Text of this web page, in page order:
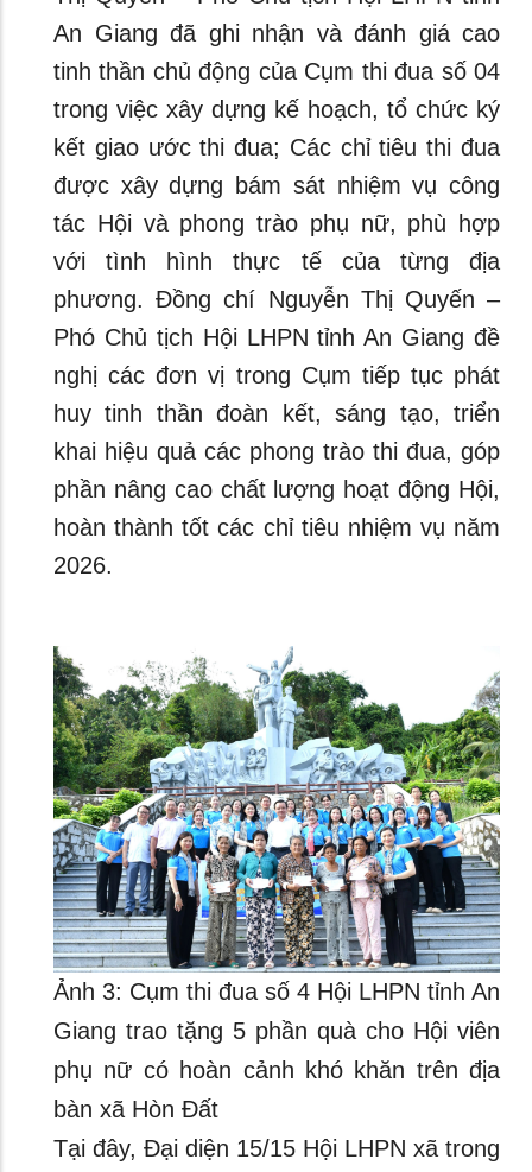
An Giang đã ghi nhận và đánh giá cao
tinh thần chủ động của Cụm thi đua số 04
trong việc xây dựng kế hoạch, tổ chức ký
kết giao ước thi đua; Các chỉ tiêu thi đua
được xây dựng bám sát nhiệm vụ công
tác Hội và phong trào phụ nữ, phù hợp
với tình hình thực tế của từng địa
phương. Đồng chí Nguyễn Thị Quyến –
Phó Chủ tịch Hội LHPN tỉnh An Giang đề
nghị các đơn vị trong Cụm tiếp tục phát
huy tinh thần đoàn kết, sáng tạo, triển
khai hiệu quả các phong trào thi đua, góp
phần nâng cao chất lượng hoạt động Hội,
hoàn thành tốt các chỉ tiêu nhiệm vụ năm
2026.
Ảnh 3: Cụm thi đua số 4 Hội LHPN tỉnh An
Giang trao tặng 5 phần quà cho Hội viên
phụ nữ có hoàn cảnh khó khăn trên địa
bàn xã Hòn Đất
Tại đây, Đại diện 15/15 Hội LHPN xã trong